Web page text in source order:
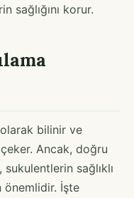
sağlığını korur.
bilinir ve
Ancak, doğru
sağlıklı
önemlidir. İşte